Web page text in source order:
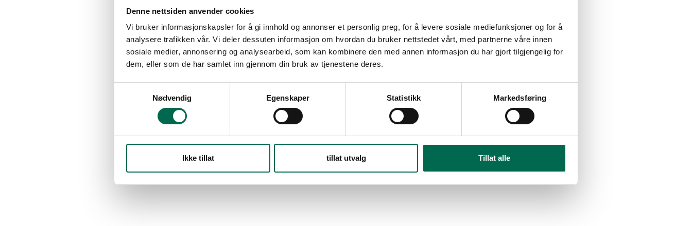
Denne nettsiden anvender cookies
Vi bruker informasjonskapsler for å gi innhold og annonser et personlig preg, for å levere sosiale mediefunksjoner og for å
analysere trafikken vår. Vi deler dessuten informasjon om hvordan du bruker nettstedet vårt, med partnerne våre innen
sosiale medier, annonsering og analysearbeid, som kan kombinere den med annen informasjon du har gjort tilgjengelig for
dem, eller som de har samlet inn gjennom din bruk av tjenestene deres.
Nødvendig
Egenskaper Statistikk Markedsføring
Ikke tillat tillat utvalg Tillat alle